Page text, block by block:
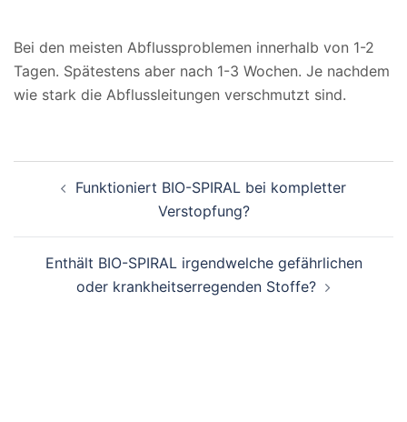
Bei den meisten Abflussproblemen innerhalb von 1-2
Tagen. Spätestens aber nach 1-3 Wochen. Je nachdem
wie stark die Abflussleitungen verschmutzt sind.
Funktioniert BIO-SPIRAL bei kompletter
Verstopfung?
Enthält BIO-SPIRAL irgendwelche gefährlichen
oder krankheitserregenden Stoffe?